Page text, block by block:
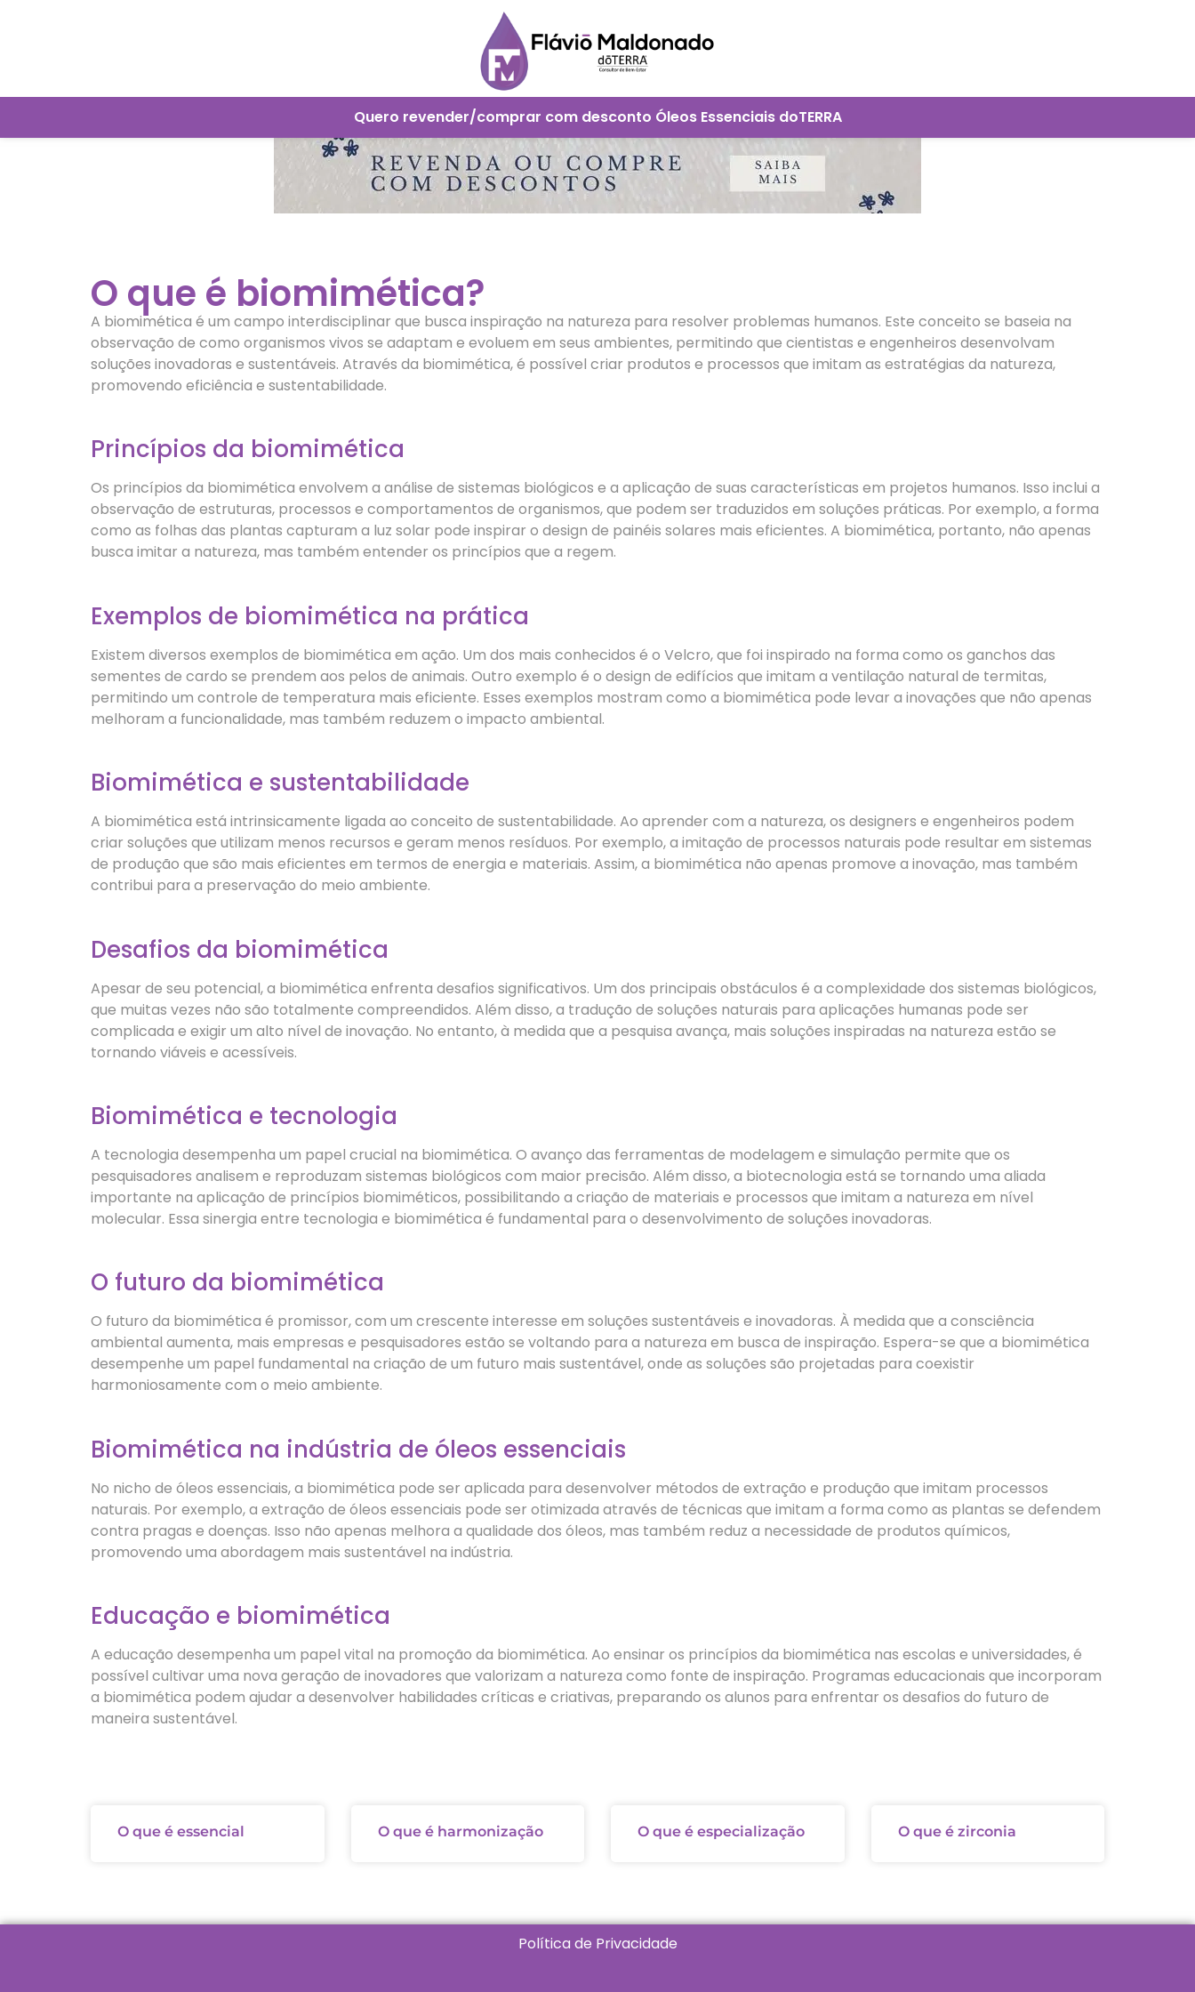
Quero revender/comprar com desconto Óleos Essenciais doTERRA
O que é biomimética?
A biomimética é um campo interdisciplinar que busca inspiração na natureza para resolver problemas humanos. Este conceito se baseia na
observação de como organismos vivos se adaptam e evoluem em seus ambientes, permitindo que cientistas e engenheiros desenvolvam
soluções inovadoras e sustentáveis. Através da biomimética, é possível criar produtos e processos que imitam as estratégias da natureza,
promovendo eficiência e sustentabilidade.
Princípios da biomimética
Os princípios da biomimética envolvem a análise de sistemas biológicos e a aplicação de suas características em projetos humanos. Isso inclui a
observação de estruturas, processos e comportamentos de organismos, que podem ser traduzidos em soluções práticas. Por exemplo, a forma
como as folhas das plantas capturam a luz solar pode inspirar o design de painéis solares mais eficientes. A biomimética, portanto, não apenas
busca imitar a natureza, mas também entender os princípios que a regem.
Exemplos de biomimética na prática
Existem diversos exemplos de biomimética em ação. Um dos mais conhecidos é o Velcro, que foi inspirado na forma como os ganchos das
sementes de cardo se prendem aos pelos de animais. Outro exemplo é o design de edifícios que imitam a ventilação natural de termitas,
permitindo um controle de temperatura mais eficiente. Esses exemplos mostram como a biomimética pode levar a inovações que não apenas
melhoram a funcionalidade, mas também reduzem o impacto ambiental.
Biomimética e sustentabilidade
A biomimética está intrinsicamente ligada ao conceito de sustentabilidade. Ao aprender com a natureza, os designers e engenheiros podem
criar soluções que utilizam menos recursos e geram menos resíduos. Por exemplo, a imitação de processos naturais pode resultar em sistemas
de produção que são mais eficientes em termos de energia e materiais. Assim, a biomimética não apenas promove a inovação, mas também
contribui para a preservação do meio ambiente.
Desafios da biomimética
Apesar de seu potencial, a biomimética enfrenta desafios significativos. Um dos principais obstáculos é a complexidade dos sistemas biológicos,
que muitas vezes não são totalmente compreendidos. Além disso, a tradução de soluções naturais para aplicações humanas pode ser
complicada e exigir um alto nível de inovação. No entanto, à medida que a pesquisa avança, mais soluções inspiradas na natureza estão se
tornando viáveis e acessíveis.
Biomimética e tecnologia
A tecnologia desempenha um papel crucial na biomimética. O avanço das ferramentas de modelagem e simulação permite que os
pesquisadores analisem e reproduzam sistemas biológicos com maior precisão. Além disso, a biotecnologia está se tornando uma aliada
importante na aplicação de princípios biomiméticos, possibilitando a criação de materiais e processos que imitam a natureza em nível
molecular. Essa sinergia entre tecnologia e biomimética é fundamental para o desenvolvimento de soluções inovadoras.
O futuro da biomimética
O futuro da biomimética é promissor, com um crescente interesse em soluções sustentáveis e inovadoras. À medida que a consciência
ambiental aumenta, mais empresas e pesquisadores estão se voltando para a natureza em busca de inspiração. Espera-se que a biomimética
desempenhe um papel fundamental na criação de um futuro mais sustentável, onde as soluções são projetadas para coexistir
harmoniosamente com o meio ambiente.
Biomimética na indústria de óleos essenciais
No nicho de óleos essenciais, a biomimética pode ser aplicada para desenvolver métodos de extração e produção que imitam processos
naturais. Por exemplo, a extração de óleos essenciais pode ser otimizada através de técnicas que imitam a forma como as plantas se defendem
contra pragas e doenças. Isso não apenas melhora a qualidade dos óleos, mas também reduz a necessidade de produtos químicos,
promovendo uma abordagem mais sustentável na indústria.
Educação e biomimética
A educação desempenha um papel vital na promoção da biomimética. Ao ensinar os princípios da biomimética nas escolas e universidades, é
possível cultivar uma nova geração de inovadores que valorizam a natureza como fonte de inspiração. Programas educacionais que incorporam
a biomimética podem ajudar a desenvolver habilidades críticas e criativas, preparando os alunos para enfrentar os desafios do futuro de
maneira sustentável.
O que é essencial O que é harmonização O que é especialização O que é zirconia
Política de Privacidade